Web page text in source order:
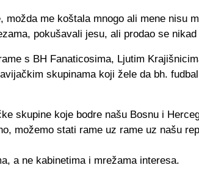
možda me koštala mnogo ali mene nisu
pokušavali jesu, ali prodao se nikad
s BH Fanaticosima, Ljutim
skupinama koji žele da bh.
skupine koje bodre našu Bosnu i
možemo stati rame uz rame uz našu
a ne kabinetima i mrežama interesa.